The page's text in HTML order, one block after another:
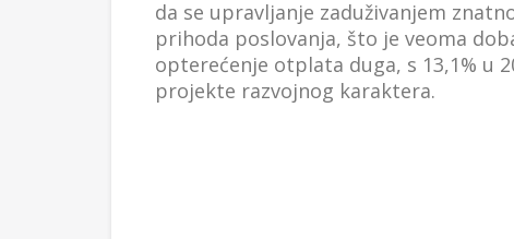
da se upravljanje zaduživanjem
prihoda poslovanja, što je veoma
opterećenje otplata duga, s 13,1% u
projekte razvojnog karaktera.